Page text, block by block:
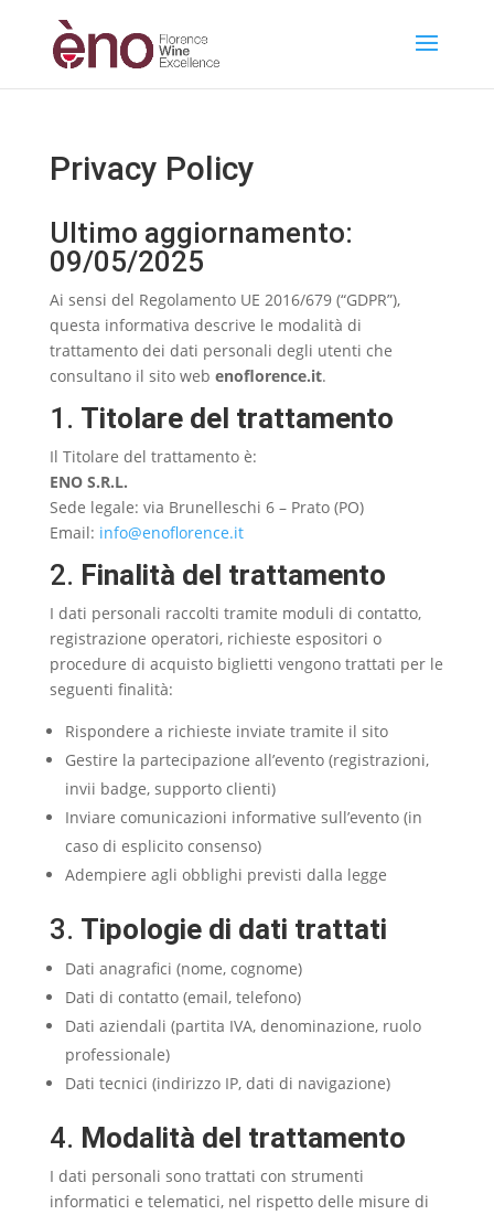
Privacy Policy
Ultimo aggiornamento:
09/05/2025
Ai sensi del Regolamento UE 2016/679 (“GDPR”),
questa informativa descrive le modalità di
trattamento dei dati personali degli utenti che
consultano il sito web enoflorence.it.
1. Titolare del trattamento
Il Titolare del trattamento è:
ENO S.R.L.
Sede legale: via Brunelleschi 6 – Prato (PO)
Email: info@enoflorence.it
2. Finalità del trattamento
I dati personali raccolti tramite moduli di contatto,
registrazione operatori, richieste espositori o
procedure di acquisto biglietti vengono trattati per le
seguenti finalità:
Rispondere a richieste inviate tramite il sito
Gestire la partecipazione all’evento (registrazioni,
invii badge, supporto clienti)
Inviare comunicazioni informative sull’evento (in
caso di esplicito consenso)
Adempiere agli obblighi previsti dalla legge
3. Tipologie di dati trattati
Dati anagrafici (nome, cognome)
Dati di contatto (email, telefono)
Dati aziendali (partita IVA, denominazione, ruolo
professionale)
Dati tecnici (indirizzo IP, dati di navigazione)
4. Modalità del trattamento
I dati personali sono trattati con strumenti
informatici e telematici, nel rispetto delle misure di